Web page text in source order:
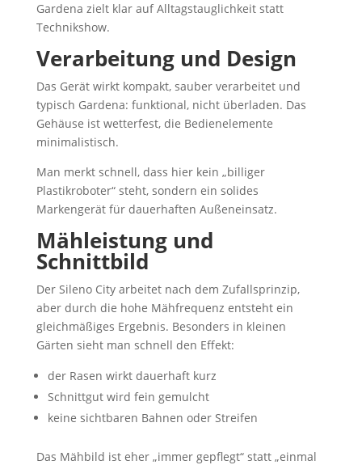
Gardena zielt klar auf Alltagstauglichkeit statt
Technikshow.
Verarbeitung und Design
Das Gerät wirkt kompakt, sauber verarbeitet und
typisch Gardena: funktional, nicht überladen. Das
Gehäuse ist wetterfest, die Bedienelemente
minimalistisch.
Man merkt schnell, dass hier kein „billiger
Plastikroboter“ steht, sondern ein solides
Markengerät für dauerhaften Außeneinsatz.
Mähleistung und
Schnittbild
Der Sileno City arbeitet nach dem Zufallsprinzip,
aber durch die hohe Mähfrequenz entsteht ein
gleichmäßiges Ergebnis. Besonders in kleinen
Gärten sieht man schnell den Effekt:
der Rasen wirkt dauerhaft kurz
Schnittgut wird fein gemulcht
keine sichtbaren Bahnen oder Streifen
Das Mähbild ist eher „immer gepflegt“ statt „einmal